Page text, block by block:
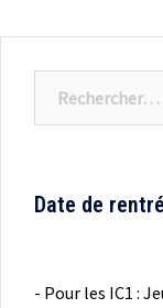
Date de
- Pour les IC1 :